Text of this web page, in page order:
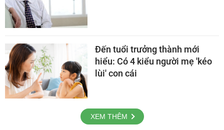
Đến tuổi trưởng thành mới
hiểu: Có 4 kiểu người mẹ 'kéo
lùi' con cái
XEM THÊM